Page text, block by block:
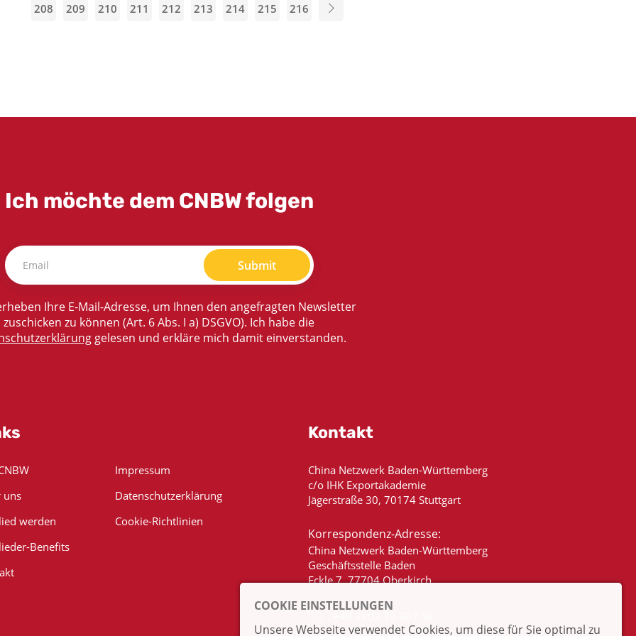
208 209 210 211 212 213 214 215 216
Ich möchte dem CNBW folgen
Submit
Ihre E-Mail-Adresse, um Ihnen den angefragten Newsletter
zuschicken zu können (Art. 6 Abs. I a) DSGVO). Ich habe die
gelesen und erkläre mich damit einverstanden.
uns
werden
Benefits
Impressum
Datenschutzerklärung
Cookie-Richtlinien
Kontakt
China Netzwerk Baden-Württemberg
c/o IHK Exportakademie
Jägerstraße 30, 70174 Stuttgart
Korrespondenz-Adresse:
China Netzwerk Baden-Württemberg
Geschäftsstelle Baden
Eckle 7, 77704 Oberkirch
COOKIE EINSTELLUNGEN
Unsere Webseite verwendet Cookies, um diese für Sie optimal zu